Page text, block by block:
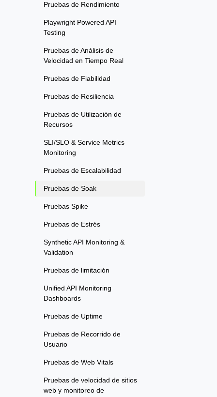
Pruebas de Rendimiento
Playwright Powered API
Testing
Pruebas de Análisis de
Velocidad en Tiempo Real
Pruebas de Fiabilidad
Pruebas de Resiliencia
Pruebas de Utilización de
Recursos
SLI/SLO & Service Metrics
Monitoring
Pruebas de Escalabilidad
Pruebas de Soak
Pruebas Spike
Pruebas de Estrés
Synthetic API Monitoring &
Validation
Pruebas de limitación
Unified API Monitoring
Dashboards
Pruebas de Uptime
Pruebas de Recorrido de
Usuario
Pruebas de Web Vitals
Pruebas de velocidad de sitios
web y monitoreo de